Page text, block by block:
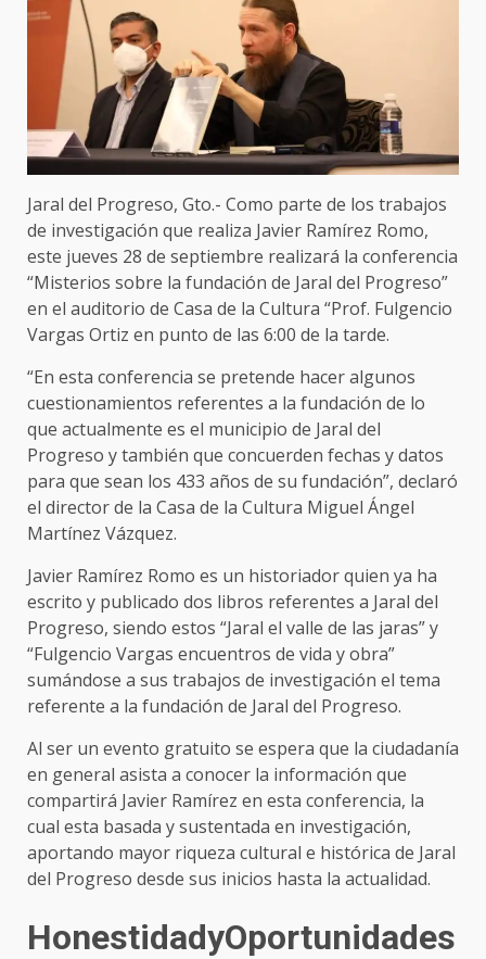
Jaral del Progreso, Gto.- Como parte de los trabajos
de investigación que realiza Javier Ramírez Romo,
este jueves 28 de septiembre realizará la conferencia
“Misterios sobre la fundación de Jaral del Progreso”
en el auditorio de Casa de la Cultura “Prof. Fulgencio
Vargas Ortiz en punto de las 6:00 de la tarde.
“En esta conferencia se pretende hacer algunos
cuestionamientos referentes a la fundación de lo
que actualmente es el municipio de Jaral del
Progreso y también que concuerden fechas y datos
para que sean los 433 años de su fundación”, declaró
el director de la Casa de la Cultura Miguel Ángel
Martínez Vázquez.
Javier Ramírez Romo es un historiador quien ya ha
escrito y publicado dos libros referentes a Jaral del
Progreso, siendo estos “Jaral el valle de las jaras” y
“Fulgencio Vargas encuentros de vida y obra”
sumándose a sus trabajos de investigación el tema
referente a la fundación de Jaral del Progreso.
Al ser un evento gratuito se espera que la ciudadanía
en general asista a conocer la información que
compartirá Javier Ramírez en esta conferencia, la
cual esta basada y sustentada en investigación,
aportando mayor riqueza cultural e histórica de Jaral
del Progreso desde sus inicios hasta la actualidad.
HonestidadyOportunidades